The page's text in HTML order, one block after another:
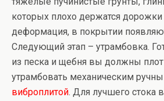
которых плохо держатся дорожки
деформация, в покрытии
Следующий этап – утрамбовка.
из песка и щебня вы должны
утрамбовать механическим
виброплитой. Для лучшего стока